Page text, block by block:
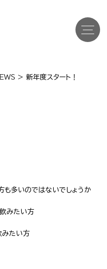
スタッフ求人
店舗一覧
> 新年度スタート！
も多いのではないでしょうか
みたい方
みたい方